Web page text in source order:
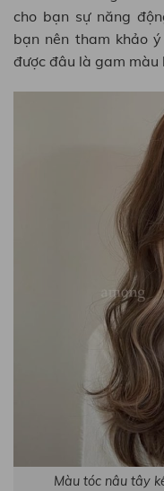
cho bạn sự năng
bạn nên tham khảo
được đâu là gam màu
Màu tóc nâu tây